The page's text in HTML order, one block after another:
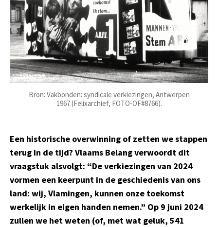
Bron: Vakbonden: syndicale verkiezingen, Antwerpen
1967 (Felixarchief, FOTO-OF#8766).
Een historische overwinning of zetten we stappen
terug in de tijd? Vlaams Belang verwoordt dit
vraagstuk alsvolgt: “De verkiezingen van 2024
vormen een keerpunt in de geschiedenis van ons
land: wij, Vlamingen, kunnen onze toekomst
werkelijk in eigen handen nemen.” Op 9 juni 2024
zullen we het weten (of, met wat geluk, 541